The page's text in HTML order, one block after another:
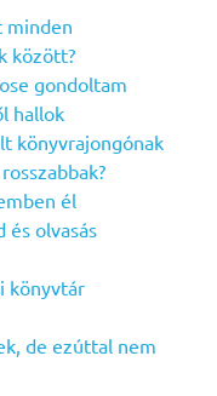
minden
között?
gondoltam
hallok
könyvrajongónak
él
és olvasás
könyvtár
de ezúttal nem